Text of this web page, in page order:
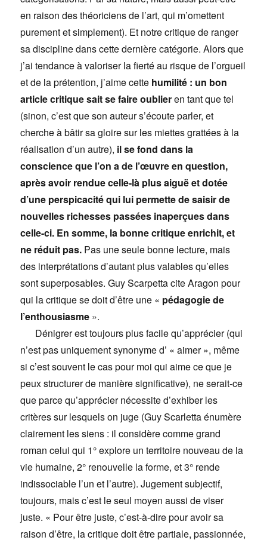
en raison des théoriciens de l’art, qui m’omettent
purement et simplement). Et notre critique de ranger
sa discipline dans cette dernière catégorie. Alors que
j’ai tendance à valoriser la fierté au risque de l’orgueil
et de la prétention, j’aime cette humilité : un bon
article critique sait se faire oublieren tant que tel
(sinon, c’est que son auteur s’écoute parler, et
cherche à bâtir sa gloire sur les miettes grattées à la
réalisation d’un autre), il se fond dans la
conscience que l’on a de l’œuvre en question,
après avoir rendue celle-là plus aiguë et dotée
d’une perspicacité qui lui permette de saisir de
nouvelles richesses passées inaperçues dans
celle-ci. En somme, la bonne critique enrichit, et
ne réduit pas. Pas une seule bonne lecture, mais
des interprétations d’autant plus valables qu’elles
sont superposables. Guy Scarpetta cite Aragon pour
qui la critique se doit d’être une « pédagogie de
l’enthousiasme ».
Dénigrer est toujours plus facile qu’apprécier (qui
n’est pas uniquement synonyme d’ « aimer », même
si c’est souvent le cas pour moi qui aime ce que je
peux structurer de manière significative), ne serait-ce
que parce qu’apprécier nécessite d’exhiber les
critères sur lesquels on juge (Guy Scarletta énumère
clairement les siens : il considère comme grand
roman celui qui 1° explore un territoire nouveau de la
vie humaine, 2° renouvelle la forme, et 3° rende
indissociable l’un et l’autre). Jugement subjectif,
toujours, mais c’est le seul moyen aussi de viser
juste. « Pour être juste, c’est-à-dire pour avoir sa
raison d’être, la critique doit être partiale, passionnée,